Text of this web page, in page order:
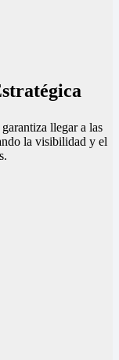
llegar a las
la visibilidad y el